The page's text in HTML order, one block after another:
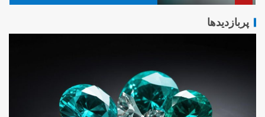
فرآیند چاپ کتاب: از نگارش تا
پربازدیدها